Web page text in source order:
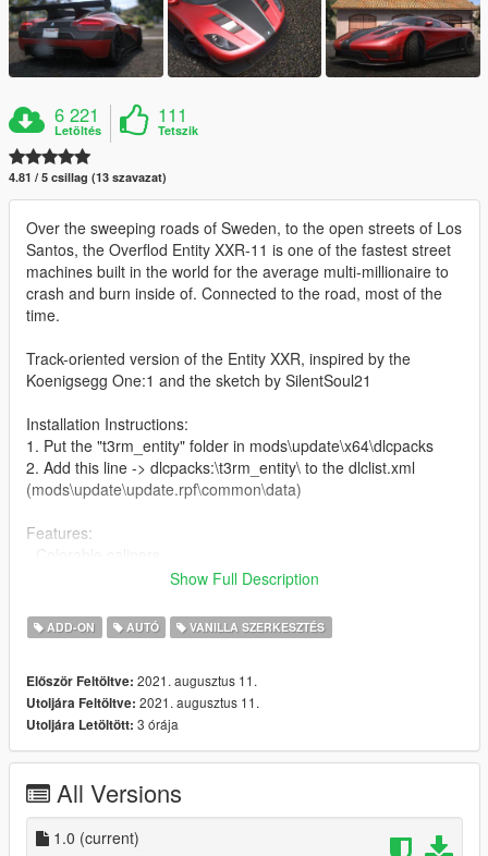
6 221
Letöltés
111
Tetszik
4.81 / 5 csillag (13 szavazat)
Over the sweeping roads of Sweden, to the open streets of Los
Santos, the Overflod Entity XXR-11 is one of the fastest street
machines built in the world for the average multi-millionaire to
crash and burn inside of. Connected to the road, most of the
time.
Track-oriented version of the Entity XXR, inspired by the
Koenigsegg One:1 and the sketch by SilentSoul21
Installation Instructions:
1. Put the "t3rm_entity" folder in mods\update\x64\dlcpacks
2. Add this line -> dlcpacks:\t3rm_entity\ to the dlclist.xml
(mods\update\update.rpf\common\data)
Features:
Spawn Codes:
DISCLAIMER
Do not modify or re-upload this modification without authors'
permissions. Do not exploit the contents of this modification for
FiveM and RageMP as long as permission is received and full
credits are given.
Show Full Description
ADD-ON AUTÓ VANILLA SZERKESZTÉS
Először Feltöltve: 2021. augusztus 11.
Utoljára Feltöltve: 2021. augusztus 11.
Utoljára Letöltött: 3 órája
All Versions
1.0 (current)